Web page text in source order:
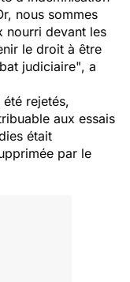
nous sommes
nourri devant les
le droit à être
judiciaire", a
rejetés,
aux essais
était
par le